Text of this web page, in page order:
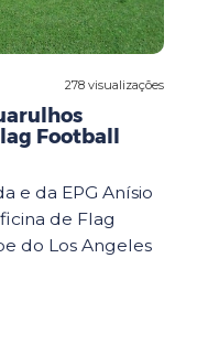
278 visualizações
Football
e da EPG Anísio
de Flag
do Los Angeles